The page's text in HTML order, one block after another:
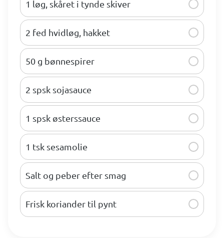
1 løg, skåret i tynde skiver
2 fed hvidløg, hakket
50 g bønnespirer
2 spsk sojasauce
1 spsk østerssauce
1 tsk sesamolie
Salt og peber efter smag
Frisk koriander til pynt